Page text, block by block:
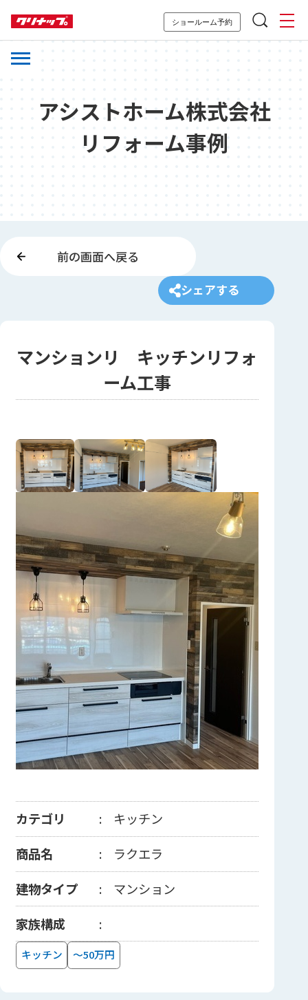
ショールーム予約
アシストホーム株式会社
リフォーム事例
前の画面へ戻る
シェアする
マンションリ キッチンリフォ
ーム工事
カテゴリ
キッチン
商品名
ラクエラ
建物タイプ
マンション
家族構成
キッチン ～50万円